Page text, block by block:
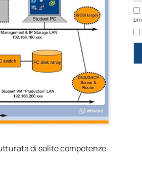
di solite competenze